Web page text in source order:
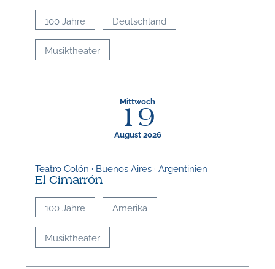
100 Jahre Deutschland
Musiktheater
Mittwoch
19
August 2026
Teatro Colón · Buenos Aires · Argentinien
El Cimarrón
100 Jahre Amerika
Musiktheater